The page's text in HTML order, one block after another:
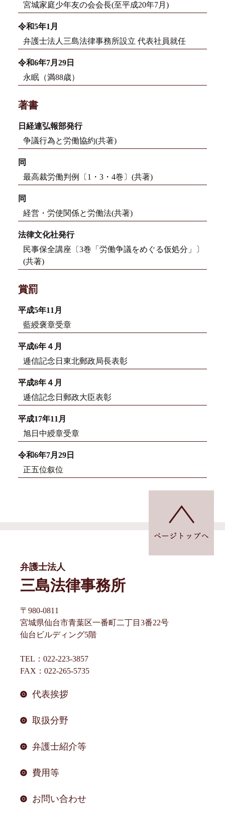
宮城家庭少年友の会会長(至平成20年7月)
令和5年1月
弁護士法人三島法律事務所設立 代表社員就任
令和6年7月29日
永眠（満88歳）
著書
日経連弘報部発行
争議行為と労働協約(共著)
同
最高裁労働判例〔1・3・4巻〕(共著)
同
経営・労使関係と労働法(共著)
法律文化社発行
民事保全講座〔3巻「労働争議をめぐる仮処分」〕
(共著)
賞罰
平成5年11月
藍綬褒章受章
平成6年４月
逓信記念日東北郵政局長表彰
平成8年４月
逓信記念日郵政大臣表彰
平成17年11月
旭日中綬章受章
令和6年7月29日
正五位叙位
弁護士法人
三島法律事務所
〒980-0811
宮城県仙台市青葉区一番町二丁目3番22号
仙台ビルディング5階
TEL：022-223-3857
FAX：022-265-5735
代表挨拶
取扱分野
弁護士紹介等
費用等
お問い合わせ